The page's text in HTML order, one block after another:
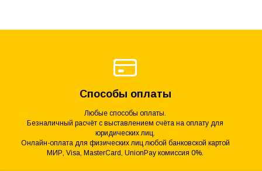
Способы оплаты
Любые способы оплаты.
Безналичный расчёт с выставлением счёта на оплату для
юридических лиц.
Онлайн-оплата для физических лиц любой банковской картой
МИР, Visa, MasterCard, UnionPay комиссия 0%.